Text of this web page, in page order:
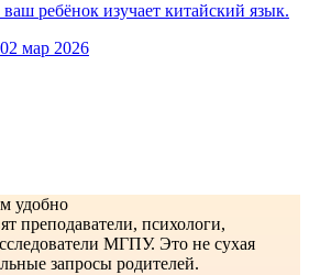
ребёнок изучает китайский язык.
02 мар 2026
удобно
преподаватели, психологи,
МГПУ. Это не сухая
запросы родителей.